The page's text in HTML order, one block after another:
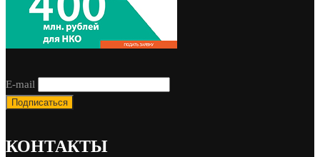
E-mail
КОНТАКТЫ